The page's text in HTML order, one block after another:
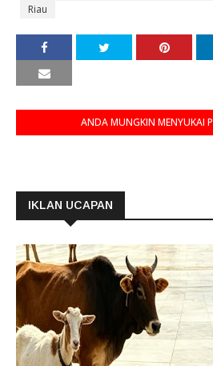
Riau
ANDA MUNGKIN MENYUKAI
IKLAN UCAPAN